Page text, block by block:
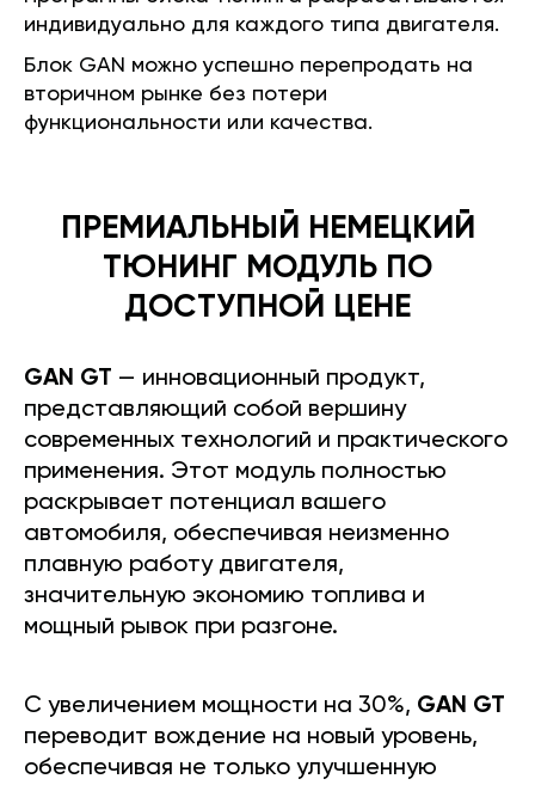
индивидуально для каждого типа двигателя.
Блок GAN можно успешно перепродать на
вторичном рынке без потери
функциональности или качества.
ПРЕМИАЛЬНЫЙ НЕМЕЦКИЙ
ТЮНИНГ МОДУЛЬ ПО
ДОСТУПНОЙ ЦЕНЕ
GAN GT — инновационный продукт,
представляющий собой вершину
современных технологий и практического
применения. Этот модуль полностью
раскрывает потенциал вашего
автомобиля, обеспечивая неизменно
плавную работу двигателя,
значительную экономию топлива и
мощный рывок при разгоне.
С увеличением мощности на 30%, GAN GT
переводит вождение на новый уровень,
обеспечивая не только улучшенную